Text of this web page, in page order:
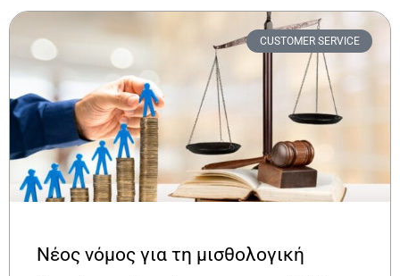
CUSTOMER SERVICE
Νέος νόμος για τη μισθολογική